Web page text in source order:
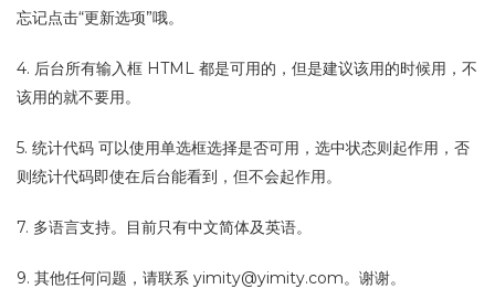
忘记点击“更新选项”哦。
4. 后台所有输入框 HTML 都是可用的，但是建议该用的时候用，不
该用的就不要用。
5. 统计代码 可以使用单选框选择是否可用，选中状态则起作用，否
则统计代码即使在后台能看到，但不会起作用。
7. 多语言支持。目前只有中文简体及英语。
9. 其他任何问题，请联系 yimity@yimity.com。谢谢。